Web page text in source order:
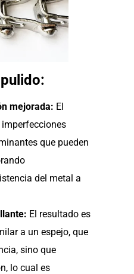
mejorada: El
que pueden
del metal a
El resultado es
a un espejo, que
sino que
lo cual es